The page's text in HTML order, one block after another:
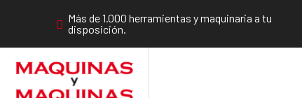
Más de 1.000 herramientas y maquinaria a tu
disposición.